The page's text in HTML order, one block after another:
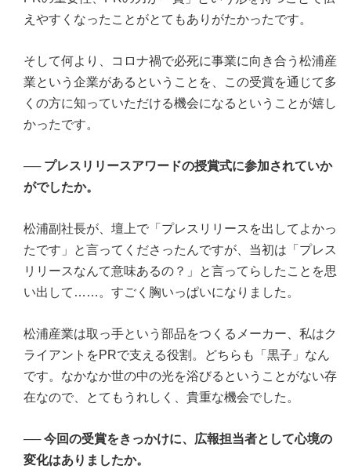
えやすくなったことがとてもありがたかったです。
そして何より、コロナ禍で必死に事業に向き合う松浦産
業という企業があるということを、この受賞を通じて多
くの方に知っていただける機会になるということが嬉し
かったです。
── プレスリリースアワードの授賞式に参加されていか
がでしたか。
松浦副社長が、壇上で「プレスリリースを出してよかっ
たです」と言ってくださったんですが、当初は「プレス
リリースなんて意味あるの？」と言ってらしたことを思
い出して……。すごく胸いっぱいになりました。
松浦産業は取っ手という部品をつくるメーカー、私はク
ライアントをPRで支える役割。どちらも「黒子」なん
です。なかなか世の中の光を浴びるということがない存
在なので、とてもうれしく、貴重な機会でした。
──今回の受賞をきっかけに、広報担当者として心境の
変化はありましたか。